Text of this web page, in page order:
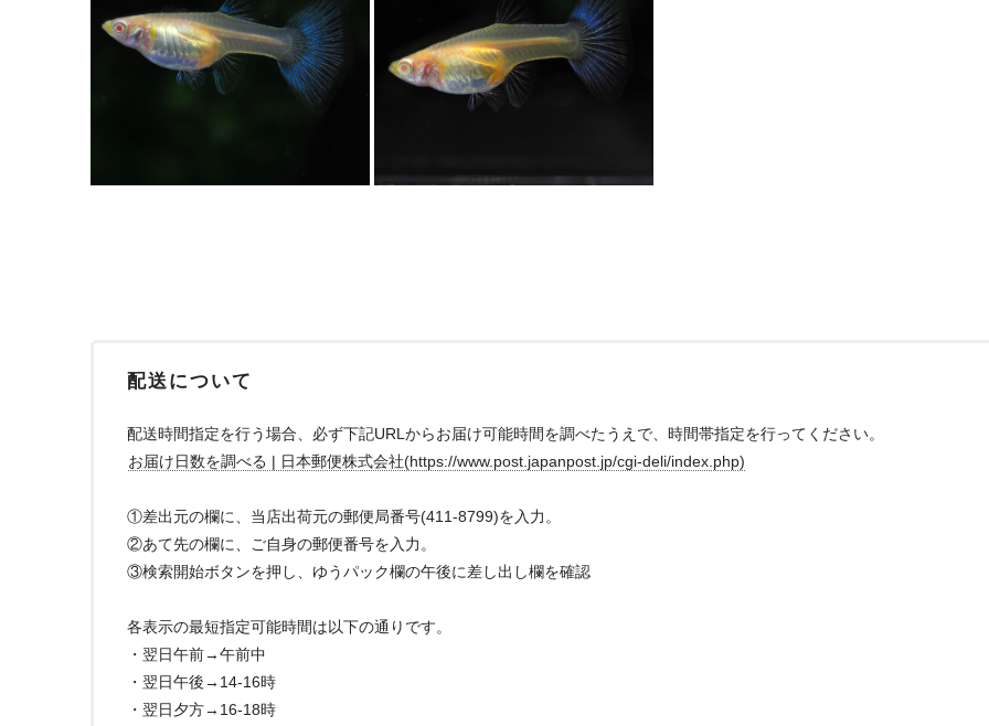
配送について
配送時間指定を行う場合、必ず下記URLからお届け可能時間を調べたうえで、時間帯指定を行ってください。
お届け日数を調べる | 日本郵便株式会社(https://www.post.japanpost.jp/cgi-deli/index.php)
①差出元の欄に、当店出荷元の郵便局番号(411-8799)を入力。
②あて先の欄に、ご自身の郵便番号を入力。
③検索開始ボタンを押し、ゆうパック欄の午後に差し出し欄を確認
各表示の最短指定可能時間は以下の通りです。
・翌日午前→午前中
・翌日午後→14-16時
・翌日夕方→16-18時